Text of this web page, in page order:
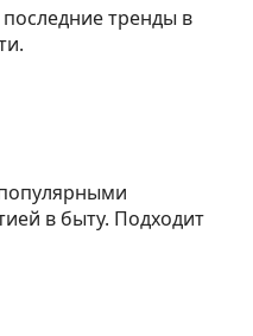
тренды в
в быту. Подходит